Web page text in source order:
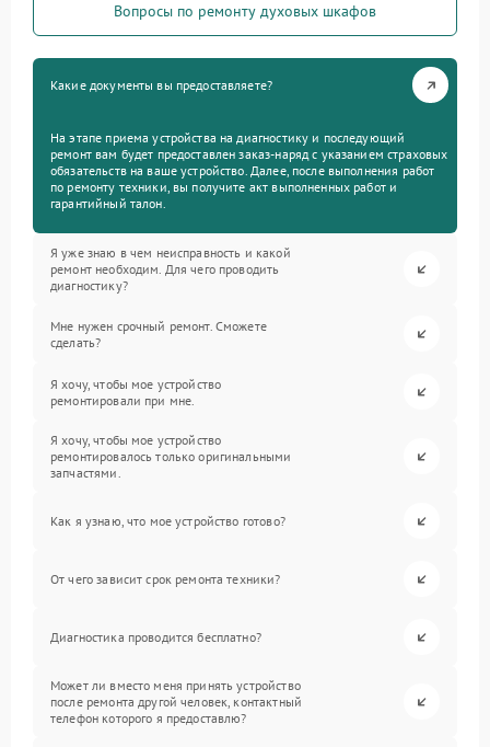
Вопросы по ремонту духовых шкафов
Какие документы вы предоставляете?
На этапе приема устройства на диагностику и последующий
ремонт вам будет предоставлен заказ-наряд с указанием страховых
обязательств на ваше устройство. Далее, после выполнения работ
по ремонту техники, вы получите акт выполненных работ и
гарантийный талон.
Я уже знаю в чем неисправность и какой
ремонт необходим. Для чего проводить
диагностику?
Мне нужен срочный ремонт. Сможете
сделать?
Я хочу, чтобы мое устройство
ремонтировали при мне.
Я хочу, чтобы мое устройство
ремонтировалось только оригинальными
запчастями.
Как я узнаю, что мое устройство готово?
От чего зависит срок ремонта техники?
Диагностика проводится бесплатно?
Может ли вместо меня принять устройство
после ремонта другой человек, контактный
телефон которого я предоставлю?